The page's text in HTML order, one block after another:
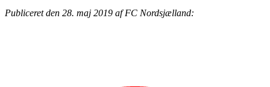
Publiceret den 28. maj 2019 af FC Nordsjælland: